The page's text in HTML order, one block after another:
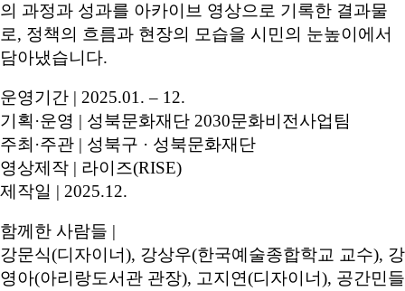
의 과정과 성과를 아카이브 영상으로 기록한 결과물
로, 정책의 흐름과 현장의 모습을 시민의 눈높이에서
담아냈습니다.
운영기간 | 2025.01. – 12.
기획·운영 | 성북문화재단 2030문화비전사업팀
주최·주관 | 성북구 · 성북문화재단
영상제작 | 라이즈(RISE)
제작일 | 2025.12.
함께한 사람들 |
강문식(디자이너), 강상우(한국예술종합학교 교수), 강
영아(아리랑도서관 관장), 고지연(디자이너), 공간민들